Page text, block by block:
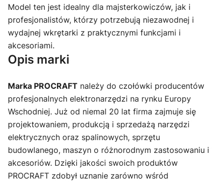
Model ten jest idealny dla majsterkowiczów, jak i
profesjonalistów, którzy potrzebują niezawodnej i
wydajnej wkrętarki z praktycznymi funkcjami i
akcesoriami.
Opis marki
Marka PROCRAFT należy do czołówki producentów
profesjonalnych elektronarzędzi na rynku Europy
Wschodniej. Już od niemal 20 lat firma zajmuje się
projektowaniem, produkcją i sprzedażą narzędzi
elektrycznych oraz spalinowych, sprzętu
budowlanego, maszyn o różnorodnym zastosowaniu i
akcesoriów. Dzięki jakości swoich produktów
PROCRAFT zdobył uznanie zarówno wśród